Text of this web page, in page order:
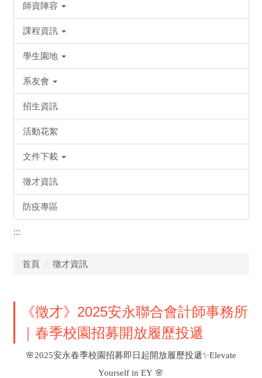
師資陣容
課程資訊
學生園地
系友會
招生資訊
活動花絮
文件下載
徵才資訊
防疫專區
:::
首頁 徵才資訊
《徵才》2025安永聯合會計師事務所
｜春季校園招募開放履歷投遞
🌸2025安永春季校園招募即日起開放履歷投遞✨Elevate
Yourself in EY 🌸